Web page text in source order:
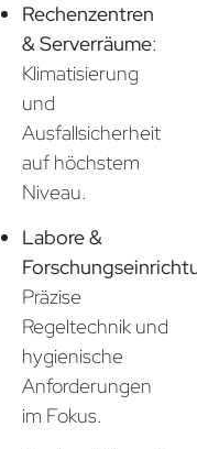
Rechenzentren
& Serverräume:
Klimatisierung
und
Ausfallsicherheit
auf höchstem
Niveau.
Labore &
Präzise
Regeltechnik und
hygienische
Anforderungen
im Fokus.